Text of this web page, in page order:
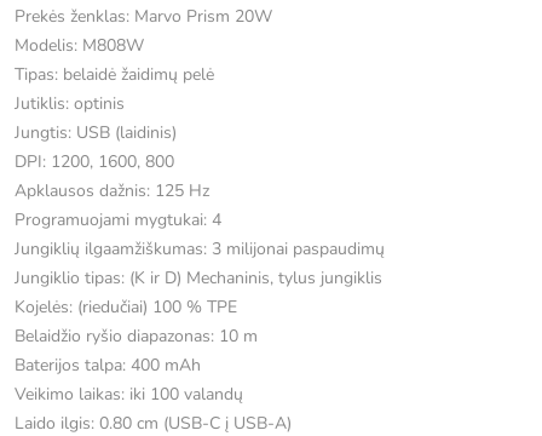
Prekės ženklas: Marvo Prism 20W
Modelis: M808W
Tipas: belaidė žaidimų pelė
Jutiklis: optinis
Jungtis: USB (laidinis)
DPI: 1200, 1600, 800
Apklausos dažnis: 125 Hz
Programuojami mygtukai: 4
Jungiklių ilgaamžiškumas: 3 milijonai paspaudimų
Jungiklio tipas: (K ir D) Mechaninis, tylus jungiklis
Kojelės: (riedučiai) 100 % TPE
Belaidžio ryšio diapazonas: 10 m
Baterijos talpa: 400 mAh
Veikimo laikas: iki 100 valandų
Laido ilgis: 0.80 cm (USB-C į USB-A)